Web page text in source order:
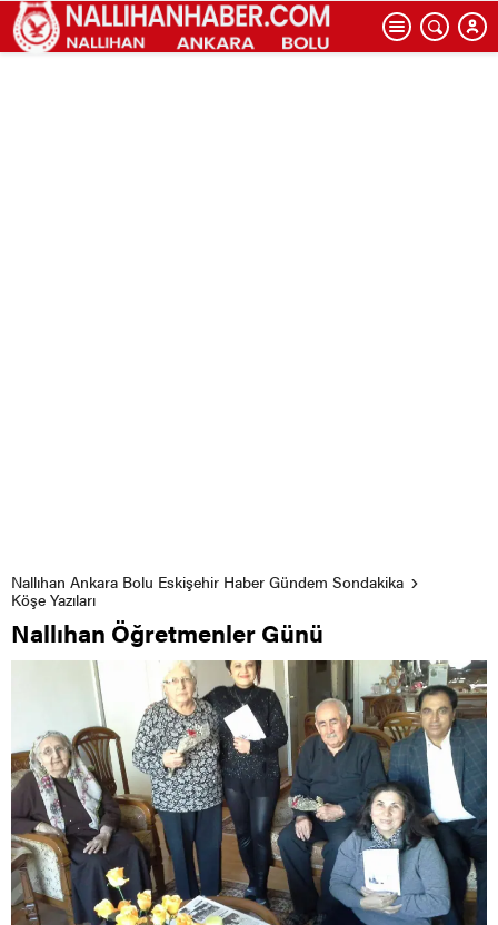
Nallıhan Ankara Bolu Eskişehir Haber Gündem Sondakika
Köşe Yazıları
Nallıhan Öğretmenler Günü